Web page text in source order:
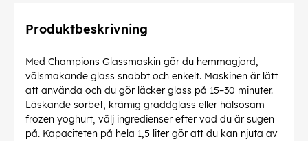
Produktbeskrivning
Med Champions Glassmaskin gör du hemmagjord,
välsmakande glass snabbt och enkelt. Maskinen är lätt
att använda och du gör läcker glass på 15–30 minuter.
Läskande sorbet, krämig gräddglass eller hälsosam
frozen yoghurt, välj ingredienser efter vad du är sugen
på. Kapaciteten på hela 1,5 liter gör att du kan njuta av